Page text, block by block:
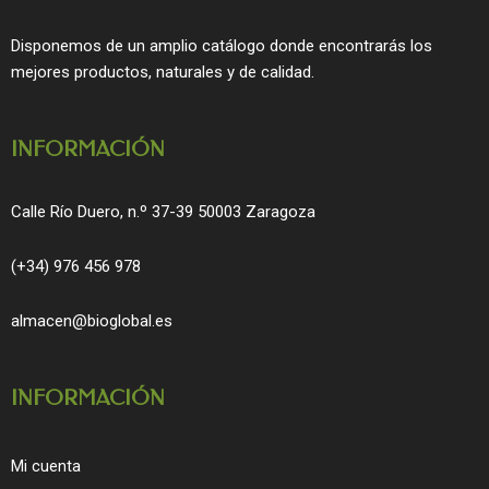
o
o
g
r
Disponemos de un amplio catálogo donde encontrarás los
mejores productos, naturales y de calidad.
INFORMACIÓN
Calle Río Duero, n.º 37-39 50003 Zaragoza
(+34) 976 456 978
almacen@bioglobal.es
INFORMACIÓN
Mi cuenta